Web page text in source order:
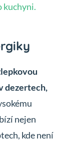
kuchyni.
dezertech,
nejen
kde není